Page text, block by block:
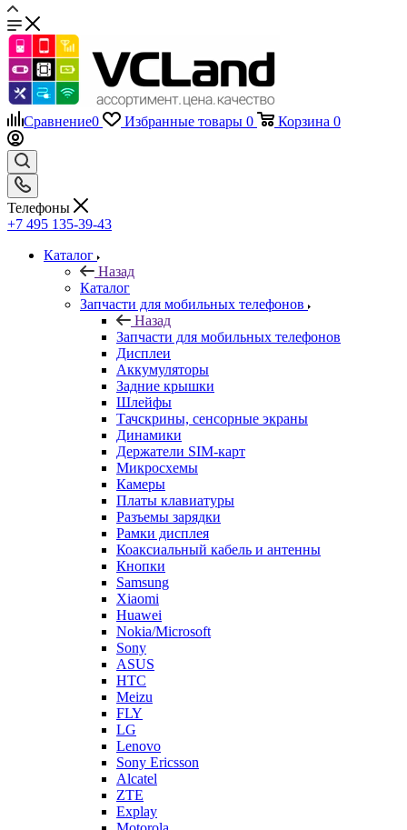
Сравнение0 Избранные товары 0 Корзина 0
Телефоны
+7 495 135-39-43
Каталог
Назад
Каталог
Запчасти для мобильных телефонов
Назад
Запчасти для мобильных телефонов
Дисплеи
Аккумуляторы
Задние крышки
Шлейфы
Тачскрины, сенсорные экраны
Динамики
Держатели SIM-карт
Микросхемы
Камеры
Платы клавиатуры
Разъемы зарядки
Рамки дисплея
Коаксиальный кабель и антенны
Кнопки
Samsung
Xiaomi
Huawei
Nokia/Microsoft
Sony
ASUS
HTC
Meizu
FLY
LG
Lenovo
Sony Ericsson
Alcatel
ZTE
Explay